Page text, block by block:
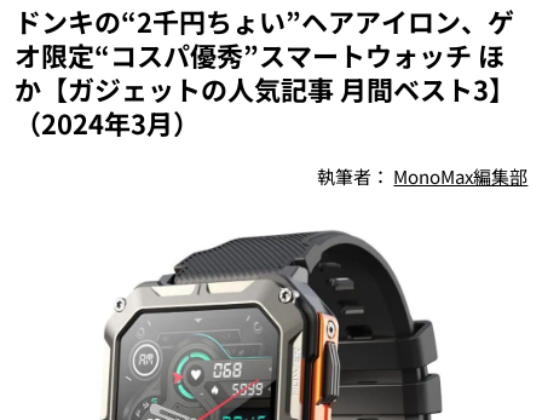
ドンキの“2千円ちょい”ヘアアイロン、ゲ
オ限定“コスパ優秀”スマートウォッチ ほ
か【ガジェットの人気記事 月間ベスト3】
（2024年3月）
執筆者： MonoMax編集部